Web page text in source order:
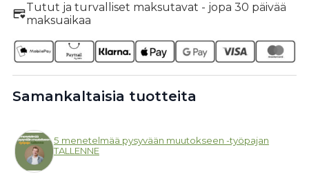
Tutut ja turvalliset maksutavat - jopa 30 päivää
maksuaikaa
Samankaltaisia tuotteita
5 menetelmää pysyvään muutokseen -työpajan
TALLENNE